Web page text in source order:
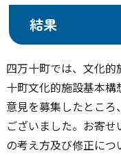
結果
四万十町では、文化
十町文化的施設基本
意見を募集したとこ
ございました。お寄
の考え方及び修正につ